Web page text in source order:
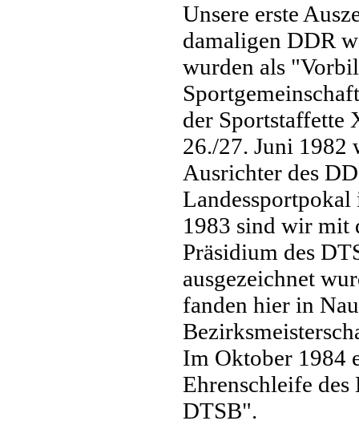
Unsere erste
damaligen DDR
wurden als
der Sportstaffette
26./27. Juni 1982
Ausrichter des
1983 sind wir mit
Präsidium des
ausgezeichnet
fanden hier in
Im Oktober 1984
Ehrenschleife des
DTSB".